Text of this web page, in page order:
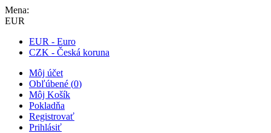
Mena:
EUR
EUR - Euro
CZK - Česká koruna
Môj účet
Obľúbené (0)
Môj Košík
Pokladňa
Registrovať
Prihlásiť